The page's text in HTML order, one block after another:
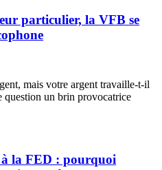
particulier, la VFB se
mais votre argent travaille-t-il
question un brin provocatrice
la FED : pourquoi